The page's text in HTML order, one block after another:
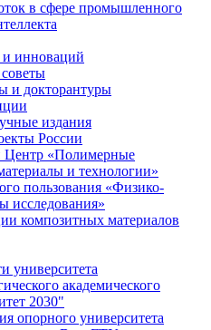
в сфере промышленного
и инноваций
и докторантуры
издания
России
«Полимерные
и технологии»
пользования «Физико-
исследования»
композитных материалов
университета
академического
2030"
опорного университета